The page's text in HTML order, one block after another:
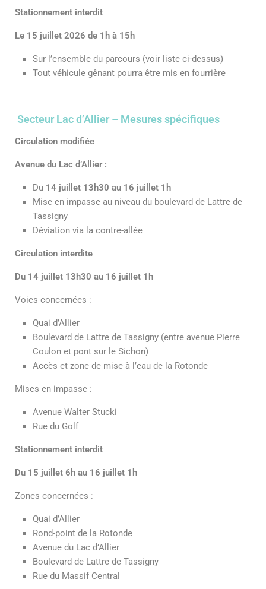
Stationnement interdit
Le 15 juillet 2026 de 1h à 15h
Sur l’ensemble du parcours (voir liste ci-dessus)
Tout véhicule gênant pourra être mis en fourrière
Secteur Lac d’Allier – Mesures spécifiques
Circulation modifiée
Avenue du Lac d’Allier :
Du 14 juillet 13h30 au 16 juillet 1h
Mise en impasse au niveau du boulevard de Lattre de
Tassigny
Déviation via la contre-allée
Circulation interdite
Du 14 juillet 13h30 au 16 juillet 1h
Voies concernées :
Quai d’Allier
Boulevard de Lattre de Tassigny (entre avenue Pierre
Coulon et pont sur le Sichon)
Accès et zone de mise à l’eau de la Rotonde
Mises en impasse :
Avenue Walter Stucki
Rue du Golf
Stationnement interdit
Du 15 juillet 6h au 16 juillet 1h
Zones concernées :
Quai d’Allier
Rond-point de la Rotonde
Avenue du Lac d’Allier
Boulevard de Lattre de Tassigny
Rue du Massif Central